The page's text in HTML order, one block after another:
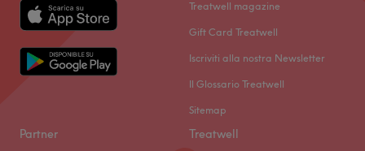
Treatwell magazine
Gift Card Treatwell
Iscriviti alla nostra Newsletter
Il Glossario Treatwell
Sitemap
Partner Treatwell